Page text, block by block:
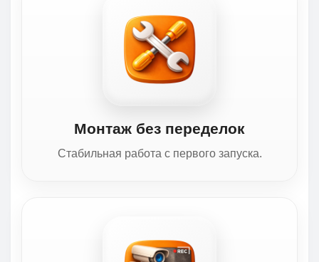
Монтаж без переделок
Стабильная работа с первого запуска.